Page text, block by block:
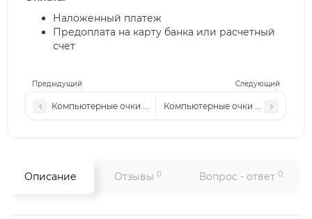
Предыдущий Следующий
Компьютерные очки YT 7786 коричневый-леопард
Компьютерные очки MM 2368
Наложенный платеж
Предоплата на карту банка или расчетный
счет
Описание Отзывы 0 Вопрос - ответ 0